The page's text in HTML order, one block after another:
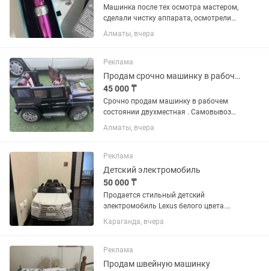
Машинка после тех осмотра мастером,
сделали чистку аппарата, осмотрели
изнутри, все рабочее Это гарантия
того, что она будет работать ещё долго
эксцентрики в...
Алматы, вчера
Реклама
Продам срочно машинку в рабочем состоянии
45 000 ₸
Срочно продам машинку в рабочем
состоянии двухместная . Самовывоз
Ташкентская полежаева
Алматы, вчера
Реклама
Детский электромобиль
50 000 ₸
Продается стильный детский
электромобиль Lexus белого цвета.
Современный дизайн, яркие фары.
Комплектация: ✅ Родительский пульт
полностью контролировать
движение...
Караганда, вчера
Реклама
Продам швейную машинку